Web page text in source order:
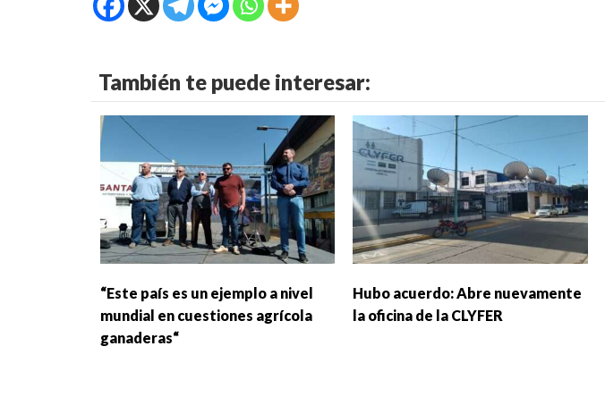
También te puede interesar:
“Este país es un ejemplo a nivel
mundial en cuestiones agrícola
ganaderas“
Hubo acuerdo: Abre nuevamente
la oficina de la CLYFER